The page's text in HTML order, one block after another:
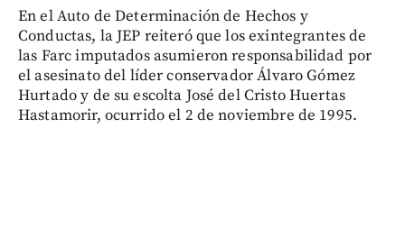
En el Auto de Determinación de Hechos y
Conductas, la JEP reiteró que los exintegrantes de
las Farc imputados asumieron responsabilidad por
el asesinato del líder conservador Álvaro Gómez
Hurtado y de su escolta José del Cristo Huertas
Hastamorir, ocurrido el 2 de noviembre de 1995.